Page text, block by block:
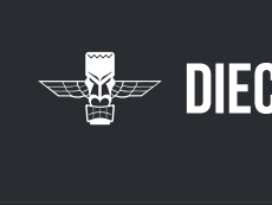
contenuto